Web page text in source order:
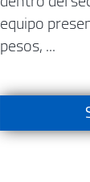
equipo
pesos, ...